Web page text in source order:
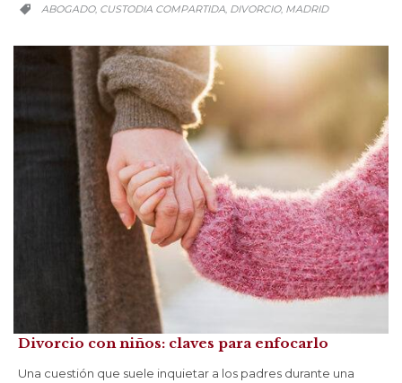
 CATEGORY
ABOGADO, CUSTODIA COMPARTIDA, DIVORCIO, MADRID
Divorcio con niños: claves para enfocarlo
Una cuestión que suele inquietar a los padres durante una